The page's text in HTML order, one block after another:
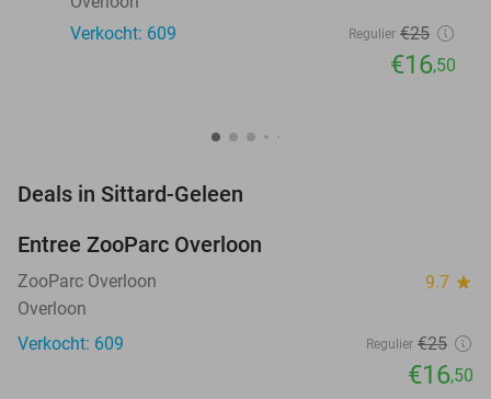
Verkocht: 609
Regulier €25
€16,50
Deals in Sittard-Geleen
TODAY
Entree ZooParc Overloon
ZooParc Overloon 9.7 star
Overloon
Verkocht: 609
Regulier €25
€16,50